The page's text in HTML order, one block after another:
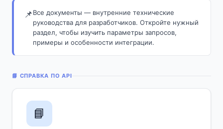
📌Все документы — внутренние технические
руководства для разработчиков. Откройте нужный
раздел, чтобы изучить параметры запросов,
примеры и особенности интеграции.
📘 СПРАВКА ПО API
📘